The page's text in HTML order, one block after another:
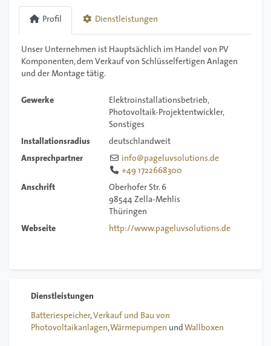
Profil Dienstleistungen
Unser Unternehmen ist Hauptsächlich im Handel von PV
Komponenten, dem Verkauf von Schlüsselfertigen Anlagen
und der Montage tätig.
Gewerke
Elektroinstallationsbetrieb
Photovoltaik-Projektentwickler
Sonstiges
Installationsradius
deutschlandweit
Ansprechpartner
info@pageluvsolutions.de
+49 1722668300
Anschrift
Oberhofer Str. 6
98544 Zella-Mehlis
Thüringen
Webseite
http://www.pageluvsolutions.de
Batteriespeicher,Verkauf und Bau von
Photovoltaikanlagen,Wärmepumpen und Wallboxen